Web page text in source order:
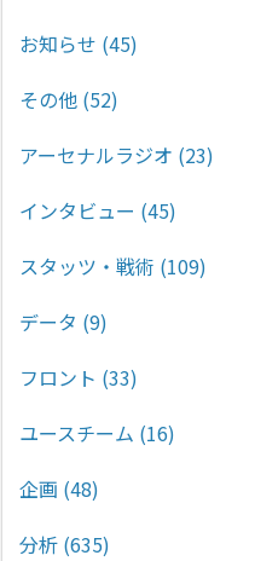
お知らせ (45)
その他 (52)
アーセナルラジオ (23)
インタビュー (45)
スタッツ・戦術 (109)
データ (9)
フロント (33)
ユースチーム (16)
企画 (48)
分析 (635)